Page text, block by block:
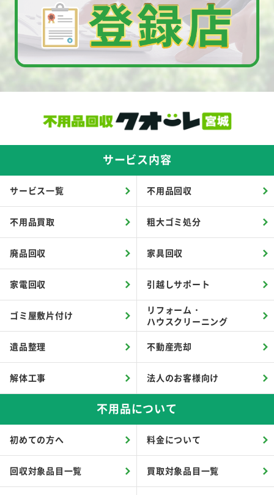
サービス内容
サービス一覧 不用品回収
不用品買取 粗大ゴミ処分
廃品回収 家具回収
家電回収 引越しサポート
ゴミ屋敷片付け
リフォーム・
ハウスクリーニング
遺品整理 不動産売却
解体工事 法人のお客様向け
不用品について
初めての方へ 料金について
回収対象品目一覧 買取対象品目一覧